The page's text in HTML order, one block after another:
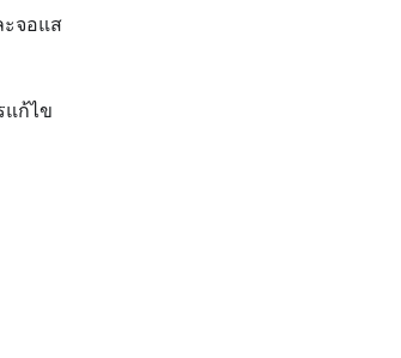
ะจอแส
แก้ไข